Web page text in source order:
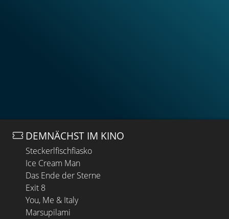
DEMNÄCHST IM KINO
Steckerlfischfiasko
Ice Cream Man
Das Ende der Sterne
Exit 8
You, Me & Italy
Marsupilami